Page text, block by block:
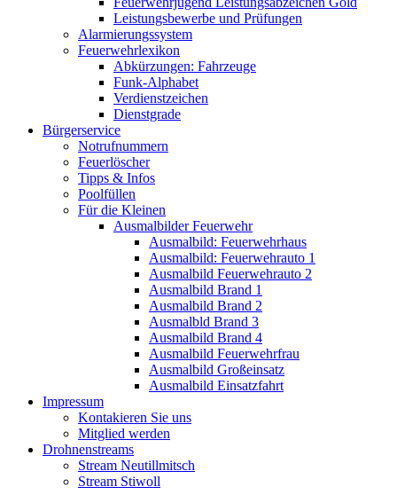
Leistungsbewerbe und Prüfungen
Alarmierungssystem
Feuerwehrlexikon
Abkürzungen: Fahrzeuge
Funk-Alphabet
Verdienstzeichen
Dienstgrade
Bürgerservice
Notrufnummern
Feuerlöscher
Tipps & Infos
Poolfüllen
Für die Kleinen
Ausmalbilder Feuerwehr
Ausmalbild: Feuerwehrhaus
Ausmalbild: Feuerwehrauto 1
Ausmalbild Feuerwehrauto 2
Ausmalbild Brand 1
Ausmalbild Brand 2
Ausmalbld Brand 3
Ausmalbild Brand 4
Ausmalbild Feuerwehrfrau
Ausmalbild Großeinsatz
Ausmalbild Einsatzfahrt
Impressum
Kontakieren Sie uns
Mitglied werden
Drohnenstreams
Stream Neutillmitsch
Stream Stiwoll